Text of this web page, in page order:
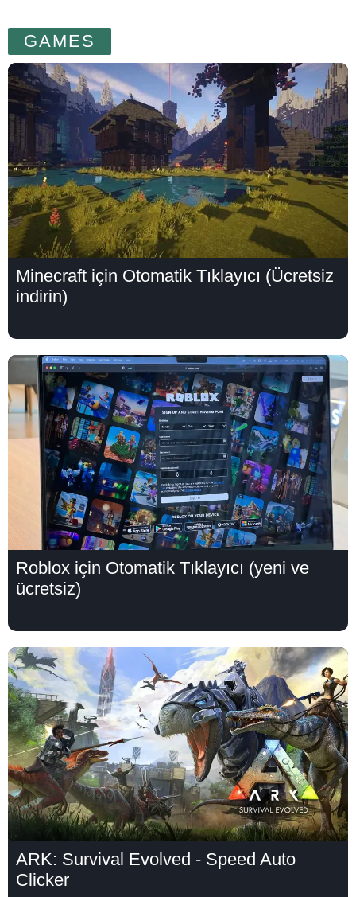
GAMES
Minecraft için Otomatik Tıklayıcı (Ücretsiz
indirin)
Roblox için Otomatik Tıklayıcı (yeni ve
ücretsiz)
ARK: Survival Evolved - Speed Auto
Clicker